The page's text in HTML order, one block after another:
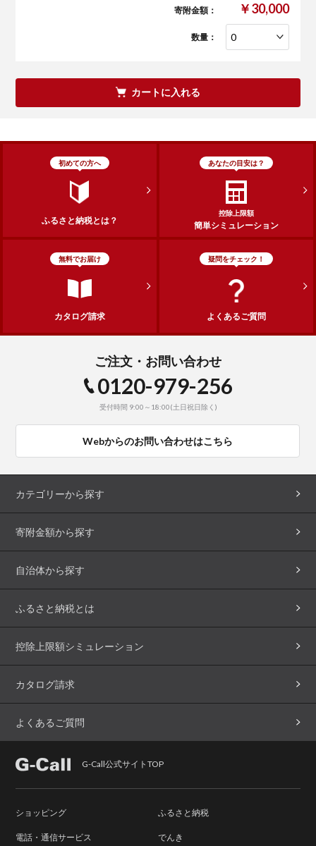
寄附金額： ￥30,000
数量：
カートに入れる
初めての方へ
ふるさと納税とは？
あなたの目安は？
控除上限額
簡単シミュレーション
無料でお届け
カタログ請求
疑問をチェック！
よくあるご質問
ご注文・お問い合わせ
0120-979-256
受付時間 9:00～18:00(土日祝日除く)
Webからのお問い合わせはこちら
カテゴリーから探す
寄附金額から探す
自治体から探す
ふるさと納税とは
控除上限額シミュレーション
カタログ請求
よくあるご質問
G-Call公式サイトTOP
ショッピング ふるさと納税
電話・通信サービス でんき